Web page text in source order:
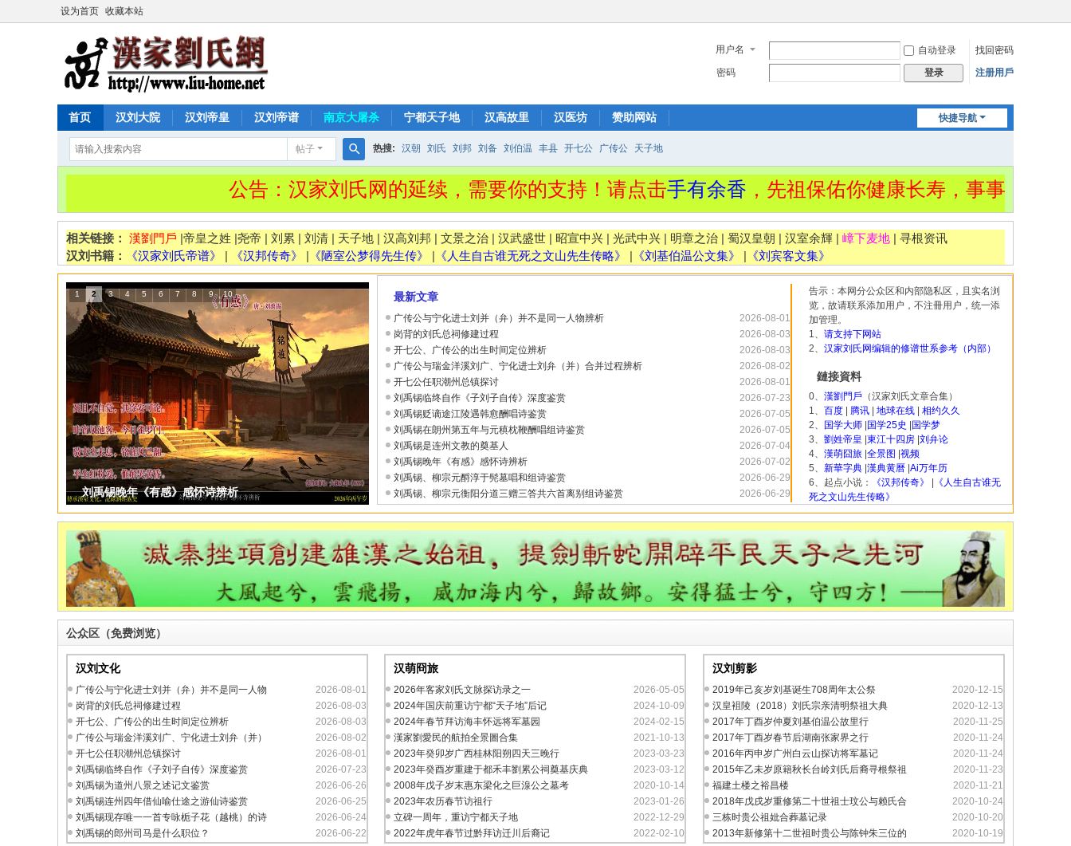
设为首页 收藏本站
用户名 自动登录
找回密码
密码
登录 注册用戶
快捷导航
首页 汉刘大院 汉刘帝皇 汉刘帝谱 南京大屠杀 宁都天子地 汉高故里 汉医坊 赞助网站
帖子
搜
索
热搜: 汉朝 刘氏 刘邦 刘备 刘伯温 丰县 开七公 广传公 天子地
公告：汉家刘氏网的延续，需要你的支持！请点击手有余香，先祖保佑你健康长寿，事事顺遂！
相关链接： 漢劉門戶 |帝皇之姓 |尧帝 | 刘累 | 刘清 | 天子地 | 汉高刘邦 | 文景之治 | 汉武盛世 | 昭宣中兴 | 光武中兴 | 明章之治 | 蜀汉皇朝 | 汉室余輝 | 嶂下麦地 | 寻根资讯
汉刘书籍：
《汉家刘氏帝谱》 | 《汉邦传奇》 | 《陋室公梦得先生传》 | 《人生自古谁无死之文山先生传略》 | 《刘基伯温公文集》 | 《刘宾客文集》
刘禹锡、柳宗元酹淳于髡墓唱和组诗鉴赏
1 2 3 4 5 6 7 8 9 10 最新文章
2026-08-01
广传公与宁化进士刘并（弁）并不是同一人物辨析
2026-08-03
岗背的刘氏总祠修建过程
2026-08-03
开七公、广传公的出生时间定位辨析
2026-08-02
广传公与瑞金洋溪刘广、宁化进士刘弁（并）合并过程辨析
2026-08-01
开七公任职潮州总镇探讨
2026-07-23
刘禹锡临终自作《子刘子自传》深度鉴赏
2026-07-05
刘禹锡贬谪途江陵遇韩愈酬唱诗鉴赏
2026-07-05
刘禹锡在朗州第五年与元稹枕鞭酬唱组诗鉴赏
2026-07-04
刘禹锡是连州文教的奠基人
2026-07-02
刘禹锡晚年《有感》感怀诗辨析
2026-06-29
刘禹锡、柳宗元酹淳于髡墓唱和组诗鉴赏
2026-06-29
刘禹锡、柳宗元衡阳分道三赠三答共六首离别组诗鉴赏
告示：本网分公众区和内部隐私区，且实名浏
览，故请联系添加用户，不注冊用户，统一添
加管理。
1、 请支持下网站
2、 汉家刘氏网编辑的修谱世系参考（内部）
鏈接資料
0、 漢劉門戶 （汉家刘氏文章合集）
1、 百度| 腾讯| 地球在线| 相约久久
2、
国学大师| 国学25史
国学梦
3、 劉姓帝皇 東江十四房| 刘弁论
4、 漢萌囧旅| 全景图 视频
5、 新華字典| 漢典黄曆| Ai万年历
6、起点小说：
《汉邦传奇》
《人生自古谁无
死之文山先生传略》
公众区（免费浏览）
汉刘文化
2026-08-01
广传公与宁化进士刘并（弁）并不是同一人物
2026-08-03
岗背的刘氏总祠修建过程
2026-08-03
开七公、广传公的出生时间定位辨析
2026-08-02
广传公与瑞金洋溪刘广、宁化进士刘弁（并）
2026-08-01
开七公任职潮州总镇探讨
2026-07-23
刘禹锡临终自作《子刘子自传》深度鉴赏
2026-06-26
刘禹锡为道州八景之述记文鉴赏
2026-06-25
刘禹锡连州四年借仙喻仕途之游仙诗鉴赏
2026-06-24
刘禹锡现存唯一一首专咏栀子花（越桃）的诗
2026-06-22
刘禹锡的郎州司马是什么职位？
汉萌冏旅
2026-05-05
2026年客家刘氏文脉探访录之一
2024-10-09
2024年国庆前重访宁都“天子地”后记
2024-02-15
2024年春节拜访海丰怀远将军墓园
2021-10-13
漢家劉愛民的航拍全景圖合集
2023-03-23
2023年癸卯岁广西桂林阳朔四天三晚行
2023-03-12
2023年癸酉岁重建于都禾丰劉累公祠奠基庆典
2020-10-14
2008年戊子岁末惠东梁化之巨湶公之墓考
2023-01-26
2023年农历春节访祖行
2022-12-29
立碑一周年，重访宁都天子地
2022-02-10
2022年虎年春节过黔拜访迁川后裔记
汉刘剪影
2020-12-15
2019年己亥岁刘基诞生708周年太公祭
2020-12-13
汉皇袓陵（2018）刘氏宗亲清明祭祖大典
2020-11-25
2017年丁酉岁仲夏刘基伯温公故里行
2020-11-24
2017年丁酉岁春节后湖南张家界之行
2020-11-24
2016年丙申岁广州白云山探访将军墓记
2020-11-23
2015年乙未岁原籍秋长台岭刘氏后裔寻根祭祖
2020-11-21
福建土楼之裕昌楼
2020-10-24
2018年戊戌岁重修第二十世祖士玟公与赖氏合
2020-10-20
三栋时贵公祖妣合葬墓记录
2020-10-19
2013年新修第十二世祖时贵公与陈钟朱三位的